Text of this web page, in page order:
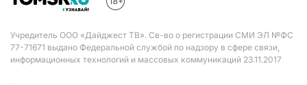
Учредитель ООО «Дайджест ТВ». Св-во о регистрации СМИ ЭЛ №ФС
77-71671 выдано Федеральной службой по надзору в сфере связи,
информационных технологий и массовых коммуникаций 23.11.2017